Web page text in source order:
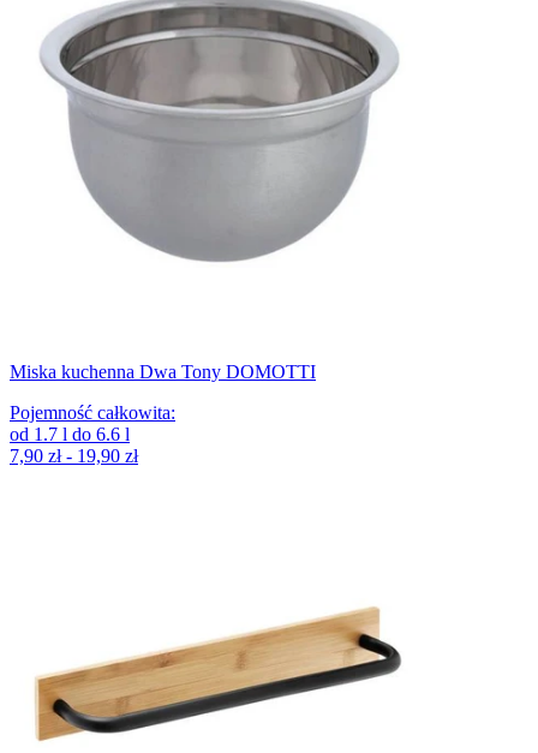
Miska kuchenna Dwa Tony DOMOTTI
Pojemność całkowita:
od 1.7 l do 6.6 l
7,90 zł - 19,90 zł